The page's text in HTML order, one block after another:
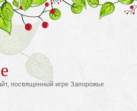
посвященный игре Запорожье